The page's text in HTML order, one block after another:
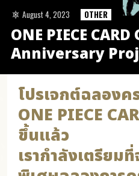
ONE PIECE
Anniversary
August 4, 2023 OTHER
โปรเจกต์ฉลอง
ONE PIECE
ขึ้นแล้ว
เรากำลังเตรียม